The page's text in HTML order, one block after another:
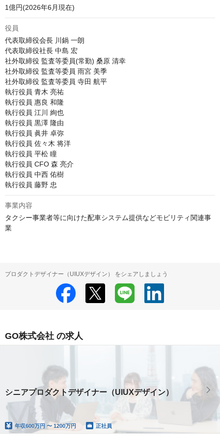
1億円(2026年6月現在)
役員
代表取締役会長 川鍋 一朗
代表取締役社長 中島 宏
社外取締役 監査等委員(常勤) 桑原 清幸
社外取締役 監査等委員 雨宮 美季
社外取締役 監査等委員 寺田 航平
執行役員 青木 亮祐
執行役員 惠良 和隆
執行役員 江川 絢也
執行役員 黒澤 隆由
執行役員 眞井 卓弥
執行役員 佐々木 将洋
執行役員 平松 瞳
執行役員 CFO 森 亮介
執行役員 中西 佑樹
執行役員 藤野 忠
事業内容
タクシー事業者等に向けた配車システム提供などモビリティ関連事
業
プロダクトデザイナー（UIUXデザイン） をシェアしましょう
GO株式会社 の求人
シニアプロダクトデザイナー（UIUXデザイン）
年収600万円 〜 1200万円 正社員